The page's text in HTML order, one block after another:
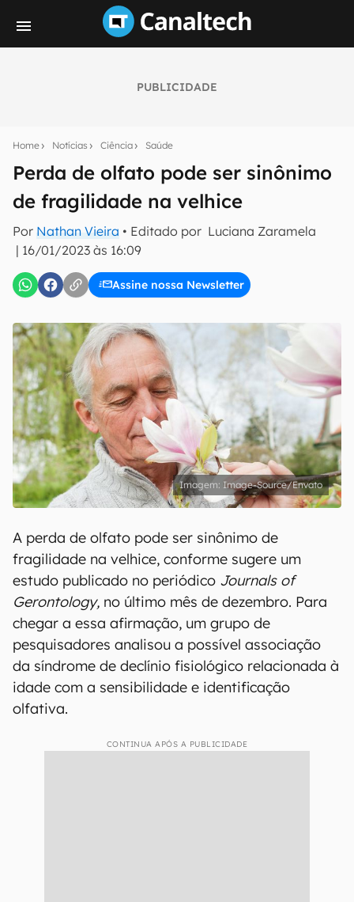
PUBLICIDADE
Home Notícias Ciência Saúde
Perda de olfato pode ser sinônimo
de fragilidade na velhice
Por Nathan Vieira • Editado por Luciana Zaramela
| 16/01/2023 às 16:09
Assine nossa Newsletter
notícias e reviews sobre tecnologia em primeira
mão.
E-mail
Uso e Política de Privacidade do Canaltech.
Image-Source/Envato
A perda de olfato pode ser sinônimo de
fragilidade na velhice, conforme sugere um
estudo publicado no periódico Journals of
Gerontology, no último mês de dezembro. Para
chegar a essa afirmação, um grupo de
pesquisadores analisou a possível associação
da síndrome de declínio fisiológico relacionada à
idade com a sensibilidade e identificação
olfativa.
CONTINUA APÓS A PUBLICIDADE